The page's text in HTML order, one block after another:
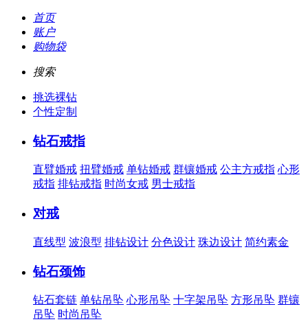
首页
账户
购物袋
搜索
挑选裸钻
个性定制
钻石戒指
直臂婚戒 扭臂婚戒 单钻婚戒 群镶婚戒 公主方戒指 心形
戒指 排钻戒指 时尚女戒 男士戒指
对戒
直线型 波浪型 排钻设计 分色设计 珠边设计 简约素金
钻石颈饰
钻石套链 单钻吊坠 心形吊坠 十字架吊坠 方形吊坠 群镶
吊坠 时尚吊坠